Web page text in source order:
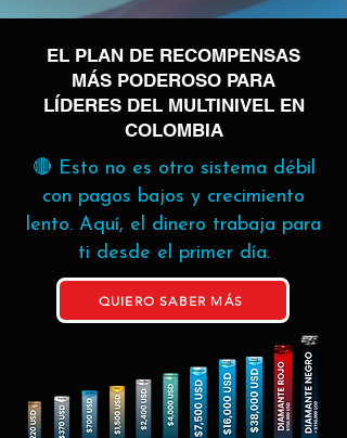
EL PLAN DE RECOMPENSAS
MÁS PODEROSO PARA
LÍDERES DEL MULTINIVEL EN
COLOMBIA
🔴 Esto no es otro sistema débil
con pagos bajos y crecimiento
lento. Aquí, el dinero trabaja para
ti desde el primer día.
QUIERO SABER MÁS